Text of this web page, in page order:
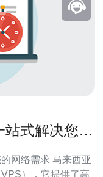
式解决您的
求 马来西亚
），它提供了高